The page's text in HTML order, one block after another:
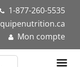
1-877-260-5535
Mon compte